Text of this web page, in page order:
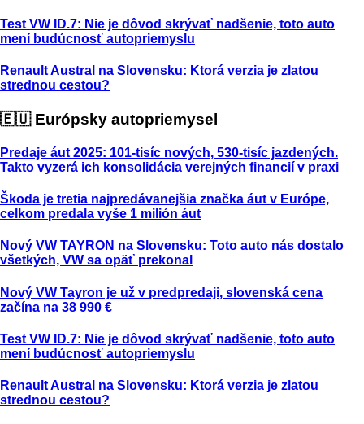
Test VW ID.7: Nie je dôvod skrývať nadšenie, toto auto
mení budúcnosť autopriemyslu
Renault Austral na Slovensku: Ktorá verzia je zlatou
strednou cestou?
🇪🇺 Európsky autopriemysel
Predaje áut 2025: 101-tisíc nových, 530-tisíc jazdených.
Takto vyzerá ich konsolidácia verejných financií v praxi
Škoda je tretia najpredávanejšia značka áut v Európe,
celkom predala vyše 1 milión áut
Nový VW TAYRON na Slovensku: Toto auto nás dostalo
všetkých, VW sa opäť prekonal
Nový VW Tayron je už v predpredaji, slovenská cena
začína na 38 990 €
Test VW ID.7: Nie je dôvod skrývať nadšenie, toto auto
mení budúcnosť autopriemyslu
Renault Austral na Slovensku: Ktorá verzia je zlatou
strednou cestou?